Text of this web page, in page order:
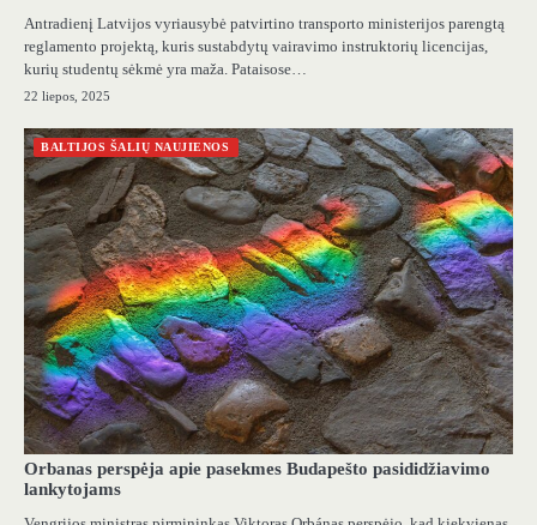
Antradienį Latvijos vyriausybė patvirtino transporto ministerijos parengtą
reglamento projektą, kuris sustabdytų vairavimo instruktorių licencijas,
kurių studentų sėkmė yra maža. Pataisose…
22 liepos, 2025
BALTIJOS ŠALIŲ NAUJIENOS
Orbanas perspėja apie pasekmes Budapešto pasididžiavimo
lankytojams